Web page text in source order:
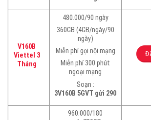
V160B
Viettel 3
Tháng
480.000/90 ngày
360GB (4GB/ngày/90
ngày)
Miễn phí gọi nội mạng
Miễn phí 300 phút
ngoại mạng
Soạn :
3V160B 5GVT gửi 290
960.000/180